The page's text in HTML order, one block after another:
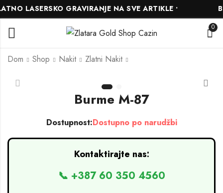
LASERSKO GRAVIRANJE NA SVE ARTIKLE •
0
Dom Shop Nakit Zlatni Nakit
Burme M-87
Dostupnost:Dostupno po narudžbi
Kontaktirajte nas:
📞 +387 60 350 4560